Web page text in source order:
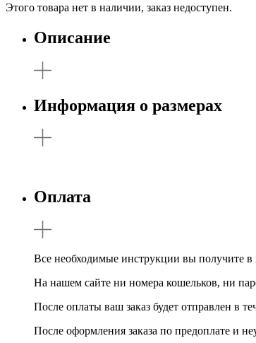
Этого товара нет в наличии, заказ недоступен.
Описание
Информация о размерах
Оплата
Все необходимые инструкции вы получите в
На нашем сайте ни номера кошельков, ни
После оплаты ваш заказ будет отправлен в
После оформления заказа по предоплате и